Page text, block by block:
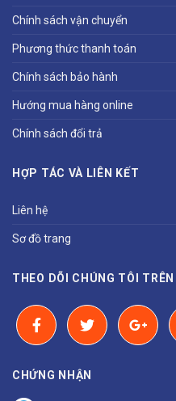
Chính sách vận chuyển
Phương thức thanh toán
Chính sách bảo hành
Hướng mua hàng online
Chính sách đổi trả
HỢP TÁC VÀ LIÊN KẾT
Liên hệ
Sơ đồ trang
THEO DÕI CHÚNG TÔI TRÊN
CHỨNG NHẬN